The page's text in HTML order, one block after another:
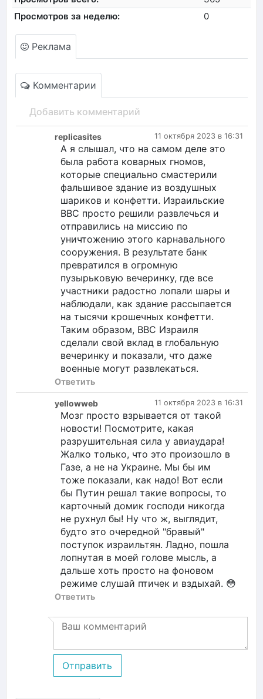
Просмотров за неделю:
0
Реклама
Комментарии
Добавить комментарий
11 октября 2023 в 16:31
replicasites
А я слышал, что на самом деле это
была работа коварных гномов,
которые специально смастерили
фальшивое здание из воздушных
шариков и конфетти. Израильские
ВВС просто решили развлечься и
отправились на миссию по
уничтожению этого карнавального
сооружения. В результате банк
превратился в огромную
пузырьковую вечеринку, где все
участники радостно лопали шары и
наблюдали, как здание рассыпается
на тысячи крошечных конфетти.
Таким образом, ВВС Израиля
сделали свой вклад в глобальную
вечеринку и показали, что даже
военные могут развлекаться.
Ответить
11 октября 2023 в 16:31
yellowweb
Мозг просто взрывается от такой
новости! Посмотрите, какая
разрушительная сила у авиаудара!
Жалко только, что это произошло в
Газе, а не на Украине. Мы бы им
тоже показали, как надо! Вот если
бы Путин решал такие вопросы, то
карточный домик господи никогда
не рухнул бы! Ну что ж, выглядит,
будто это очередной "бравый"
поступок израильтян. Ладно, пошла
лопнутая в моей голове мысль, а
дальше хоть просто на фоновом
режиме слушай птичек и вздыхай. 😳
Ответить
Отправить